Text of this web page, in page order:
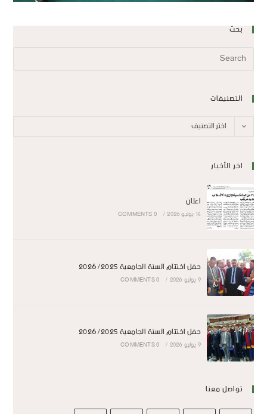
بحث
التصنيفات
اختر التصنيف
اخر الأخبار
اعلان
14 يوليو 2026 /
0 COMMENTS
حفل اختتام السنة الجامعية 2026/2025
9 يوليو 2026 /
0 COMMENTS
حفل اختتام السنة الجامعية 2026/2025
9 يوليو 2026 /
0 COMMENTS
تواصل معنا